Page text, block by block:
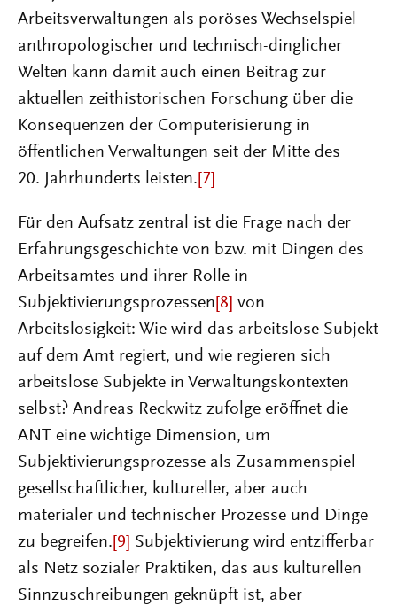
Arbeitsverwaltungen als poröses Wechselspiel
anthropologischer und technisch-dinglicher
Welten kann damit auch einen Beitrag zur
aktuellen zeithistorischen Forschung über die
Konsequenzen der Computerisierung in
öffentlichen Verwaltungen seit der Mitte des
20. Jahrhunderts leisten. [7]
Für den Aufsatz zentral ist die Frage nach der
Erfahrungsgeschichte von bzw. mit Dingen des
Arbeitsamtes und ihrer Rolle in
Subjektivierungsprozessen [8] von
Arbeitslosigkeit: Wie wird das arbeitslose Subjekt
auf dem Amt regiert, und wie regieren sich
arbeitslose Subjekte in Verwaltungskontexten
selbst? Andreas Reckwitz zufolge eröffnet die
ANT eine wichtige Dimension, um
Subjektivierungsprozesse als Zusammenspiel
gesellschaftlicher, kultureller, aber auch
materialer und technischer Prozesse und Dinge
zu begreifen. [9] Subjektivierung wird entzifferbar
als Netz sozialer Praktiken, das aus kulturellen
Sinnzuschreibungen geknüpft ist, aber